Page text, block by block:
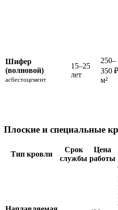
Шифер
(волновой)
асбестоцемент
15–25
лет
250–
350
м²
Плоские и специальные
Тип кровли
Срок
службы
Цена
работы